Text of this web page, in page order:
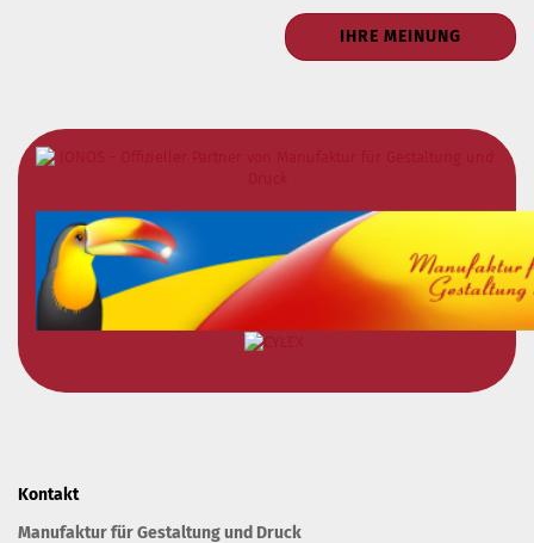
IHRE MEINUNG
Kontakt
Manufaktur für Gestaltung und Druck